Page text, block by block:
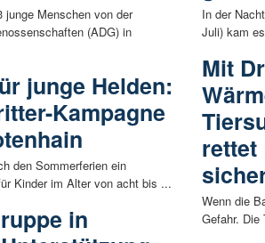
Menschen von der
(ADG) in
junge Helden:
Kampagne
den Sommerferien ein
Kinder im Alter von acht bis ...
in
In der
Juli) kam
Mit
rettet
Wenn die
Gefahr.